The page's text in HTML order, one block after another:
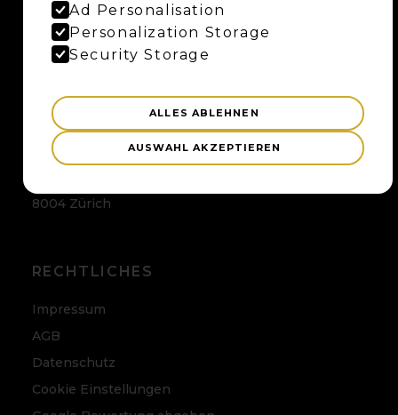
Maybaum AG
Uferweg 15
3013 Bern
ZÜRICH
Maybaum AG
8004 Zürich
RECHTLICHES
Impressum
AGB
Datenschutz
Cookie Einstellungen
Ad Personalisation
Personalization Storage
Security Storage
ALLES ABLEHNEN
AUSWAHL AKZEPTIEREN